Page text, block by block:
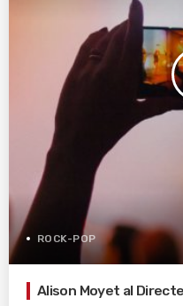
ROCK-POP
Alison Moyet al